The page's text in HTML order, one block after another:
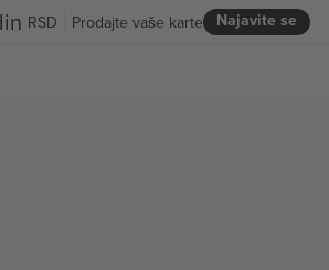
RSD Najavite se
Prodajte vaše karte